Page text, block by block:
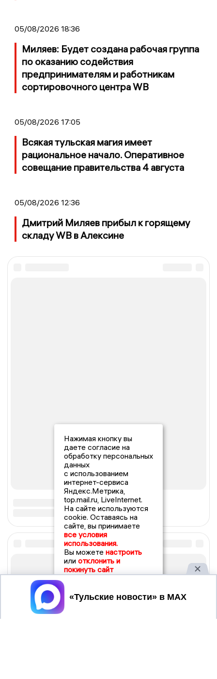
05/08/2026 18:36
Миляев: Будет создана рабочая группа
по оказанию содействия
предпринимателям и работникам
сортировочного центра WB
05/08/2026 17:05
Всякая тульская магия имеет
рациональное начало. Оперативное
совещание правительства 4 августа
05/08/2026 12:36
Дмитрий Миляев прибыл к горящему
складу WB в Алексине
Нажимая кнопку вы
даете согласие на
обработку персональных
данных
с использованием
интернет-сервиса
Яндекс.Метрика,
top.mail.ru, LiveInternet.
На сайте используются
cookie. Оставаясь на
сайте, вы принимаете
все условия
использования.
Вы можете настроить
или отклонить и
покинуть сайт
Принять